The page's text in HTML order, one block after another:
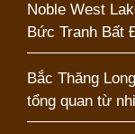
Noble West
Bức Tranh Bất
Bắc Thăng
tổng quan từ